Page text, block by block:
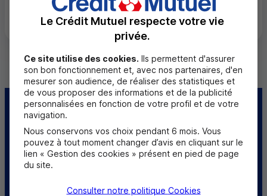
Toutes les localités
Centre d'aide Trouver une caisse
Sourds et
malentendants
Le Crédit Mutuel respecte votre vie
privée.
Ce site utilise des cookies. Ils permettent d'assurer
son bon fonctionnement et, avec nos partenaires, d'en
mesurer son audience, de réaliser des statistiques et
de vous proposer des informations et de la publicité
personnalisées en fonction de votre profil et de votre
navigation.
Nous conservons vos choix pendant 6 mois. Vous
pouvez à tout moment changer d’avis en cliquant sur le
lien « Gestion des cookies » présent en pied de page
du site.
Consulter notre politique Cookies